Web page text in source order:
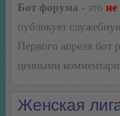
Бот форума - это не
публикует
Первого апреля бот
ценными
Женская